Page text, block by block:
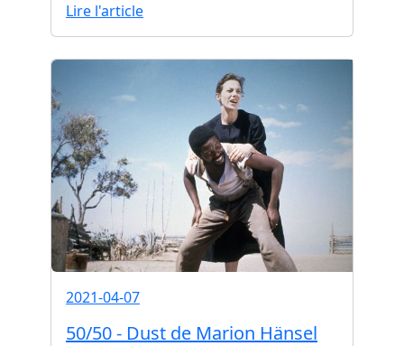
Lire l'article
2021-04-07
50/50 - Dust de Marion Hänsel